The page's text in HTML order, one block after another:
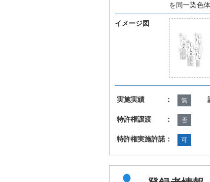
を同一染色
イメージ図
実施実績 ： 無
特許権譲渡 ： 否
特許権実施許諾： 可